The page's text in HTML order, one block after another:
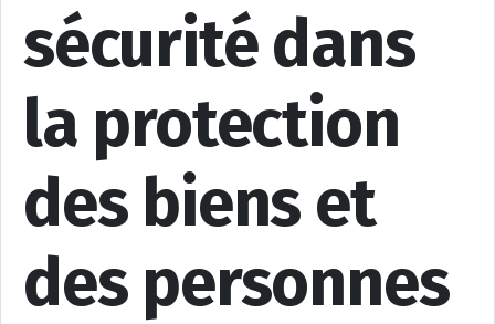
sécurité dans
la protection
des biens et
des personnes